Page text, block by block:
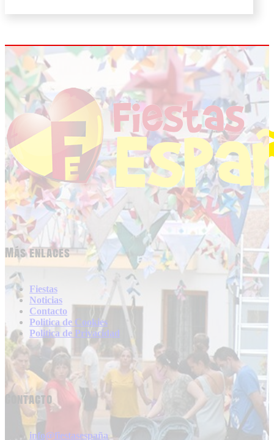
Más enlaces
Fiestas
Noticias
Contacto
Politica de Cookies
Politica de Privacidad
Contacto
info@fiestasespaña